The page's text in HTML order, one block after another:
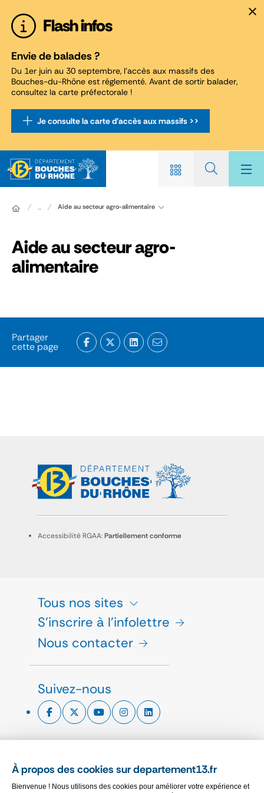
À propos des cookies sur departement13.fr
Bienvenue ! Nous utilisons des cookies pour améliorer votre expérience et
Flash infos
Envie de balades ?
Du 1er juin au 30 septembre, l'accès aux massifs des
Bouches-du-Rhône est réglementé. Avant de sortir balader,
consultez la carte préfectorale !
Je consulte la carte d'accès aux massifs >>
... Aide au secteur agro-alimentaire
Aide au secteur agro-
alimentaire
Partager
cette page
Accessibilité RGAA:Partiellement conforme
Tous nos sites
S'inscrire à l'infolettre
Nous contacter
Suivez-nous
CHARTE GRAPHIQUE